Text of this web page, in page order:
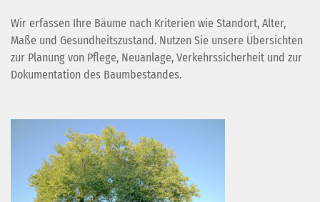
Wir erfassen Ihre Bäume nach Kriterien wie Standort, Alter,
Maße und Gesundheitszustand. Nutzen Sie unsere Übersichten
zur Planung von Pflege, Neuanlage, Verkehrssicherheit und zur
Dokumentation des Baumbestandes.